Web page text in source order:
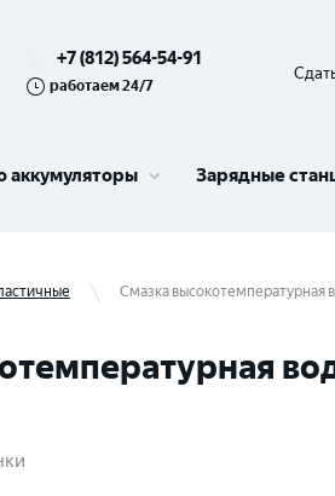
+7 (812) 564-54-91
работаем 24/7
аккумуляторы Зарядные
Смазка высокотемпературная